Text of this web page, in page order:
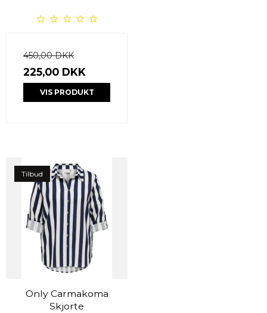
450,00 DKK
225,00 DKK
VIS PRODUKT
Tilbud
Only Carmakoma
Skjorte